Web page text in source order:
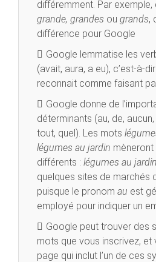
différemment. Par exemple,
grande, grandes ou grands,
différence pour Google
Google lemmatise les
(avait, aura, a eu), c’est-à-
reconnait comme faisant
Google donne de
déterminants (au, de,
tout, quel). Les mots
légumes au jardin
différents : légumes au jardin
quelques sites de marchés
puisque le pronom au est
employé pour indiquer un
Google peut trouver des
mots que vous inscrivez, et
page qui inclut l’un de ces